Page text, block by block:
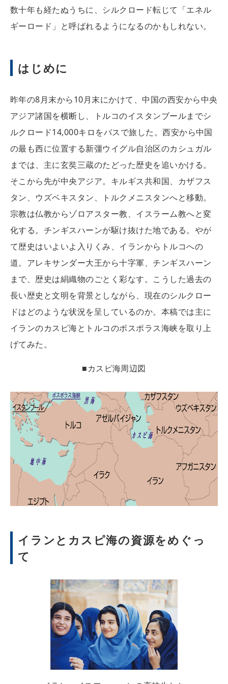
数十年も経たぬうちに、シルクロード転じて「エネル
ギーロード」と呼ばれるようになるのかもしれない。
はじめに
昨年の8月末から10月末にかけて、中国の西安から中央
アジア諸国を横断し、トルコのイスタンブールまでシ
ルクロード14,000キロをバスで旅した。西安から中国
の最も西に位置する新彊ウイグル自治区のカシュガル
までは、主に玄奘三蔵のたどった歴史を追いかける。
そこから先が中央アジア。キルギス共和国、カザフス
タン、ウズベキスタン、トルクメニスタンへと移動。
宗教は仏教からゾロアスター教、イスラーム教へと変
化する。チンギスハーンが駆け抜けた地である。やが
て歴史はいよいよ入りくみ、イランからトルコへの
道。アレキサンダー大王から十字軍、チンギスハーン
まで、歴史は絹織物のごとく彩なす。こうした過去の
長い歴史と文明を背景としながら、現在のシルクロー
ドはどのような状況を呈しているのか。本稿では主に
イランのカスピ海とトルコのボスポラス海峡を取り上
げてみた。
■カスピ海周辺図
イランとカスピ海の資源をめぐっ
て